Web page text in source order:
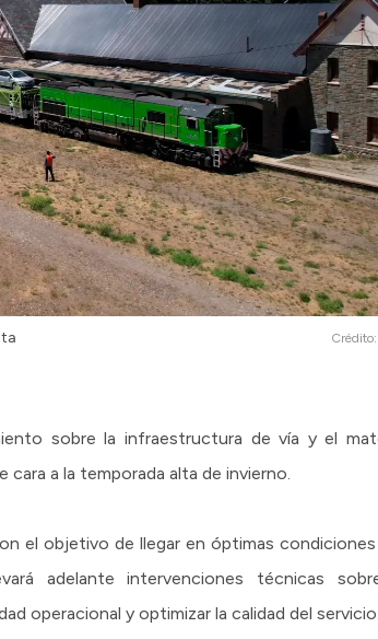
Crédito:
sobre la infraestructura de vía y el
a la temporada alta de invierno.
el objetivo de llegar en óptimas condiciones
adelante intervenciones técnicas
operacional y optimizar la calidad del servicio.